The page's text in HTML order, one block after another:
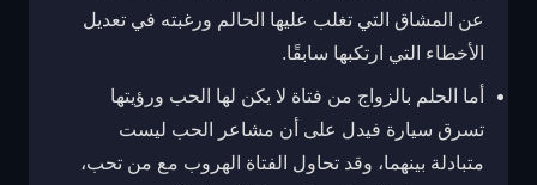
عن المشاق التي تغلب عليها الحالم ورغبته في تعديل
الأخطاء التي ارتكبها سابقًا.
أما الحلم بالزواج من فتاة لا يكن لها الحب ورؤيتها
تسرق سيارة فيدل على أن مشاعر الحب ليست
متبادلة بينهما، وقد تحاول الفتاة الهروب مع من تحب،